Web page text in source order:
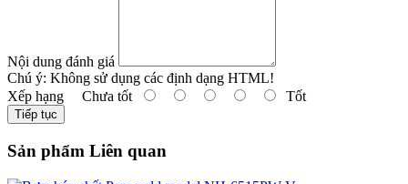
Nội dung đánh giá
Chú ý: Không sử dụng các định dạng HTML!
Xếp hạng Chưa tốt Tốt
Tiếp tục
Sản phẩm Liên quan